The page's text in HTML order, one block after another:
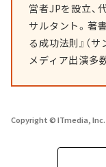
営者JPを設立、
サルタント。著
る成功法則』（
メディア出演多
Copyright © ITmedia,